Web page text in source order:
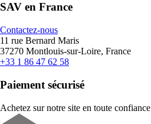
SAV en France
Contactez-nous
11 rue Bernard Maris
37270 Montlouis-sur-Loire, France
+33 1 86 47 62 58
Paiement sécurisé
Achetez sur notre site en toute confiance